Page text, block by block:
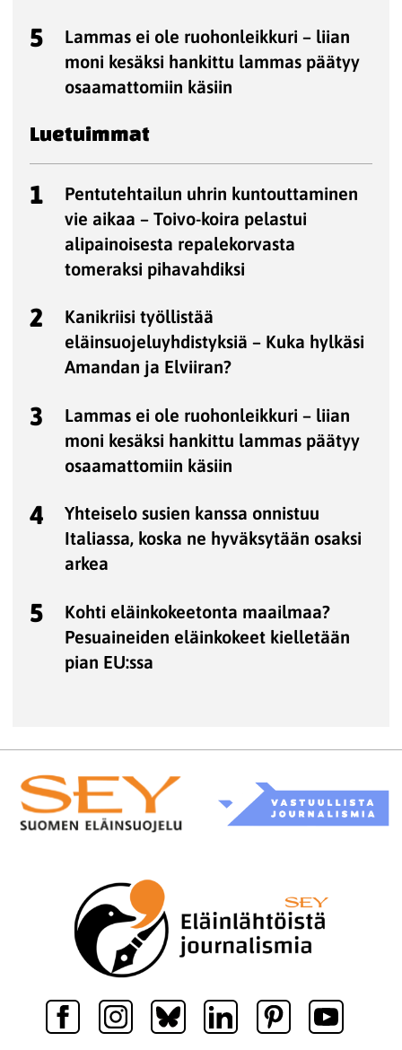
5
Lammas ei ole ruohonleikkuri – liian
moni kesäksi hankittu lammas päätyy
osaamattomiin käsiin
Luetuimmat
1
Pentutehtailun uhrin kuntouttaminen
vie aikaa – Toivo-koira pelastui
alipainoisesta repalekorvasta
tomeraksi pihavahdiksi
2
Kanikriisi työllistää
eläinsuojeluyhdistyksiä – Kuka hylkäsi
Amandan ja Elviiran?
3
Lammas ei ole ruohonleikkuri – liian
moni kesäksi hankittu lammas päätyy
osaamattomiin käsiin
4
Yhteiselo susien kanssa onnistuu
Italiassa, koska ne hyväksytään osaksi
arkea
5
Kohti eläinkokeetonta maailmaa?
Pesuaineiden eläinkokeet kielletään
pian EU:ssa